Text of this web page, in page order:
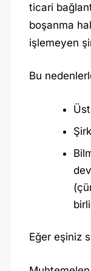
ticari
boşanma
işlemeyen
Bu
Eğer eşiniz